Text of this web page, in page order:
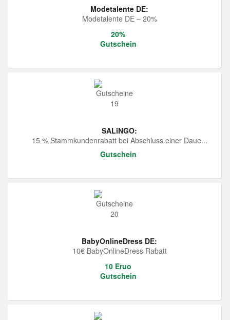
Modetalente DE:
Modetalente DE – 20%
20%
Gutschein
SALiNGO:
15 % Stammkundenrabatt bei Abschluss einer Daue...
Gutschein
BabyOnlineDress DE:
10€ BabyOnlineDress Rabatt
10 Eruo
Gutschein